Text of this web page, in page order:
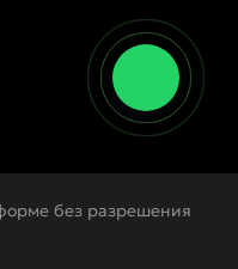
без разрешения